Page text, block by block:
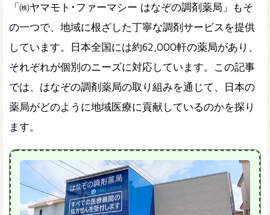
「㈱ヤマモト･ファーマシー はなぞの調剤薬局」もそ
の一つで、地域に根ざした丁寧な調剤サービスを提供
しています。日本全国には約62,000軒の薬局があり、
それぞれが個別のニーズに対応しています。この記事
では、はなぞの調剤薬局の取り組みを通じて、日本の
薬局がどのように地域医療に貢献しているのかを探り
ます。